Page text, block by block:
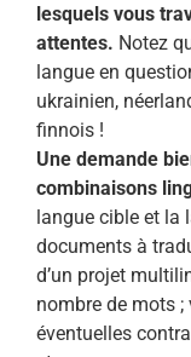
lesquels vous
attentes. Notez
langue en
ukrainien,
finnois !
Une demande
combinaisons
langue cible et la
documents à
d’un projet
nombre de mots ;
éventuelles